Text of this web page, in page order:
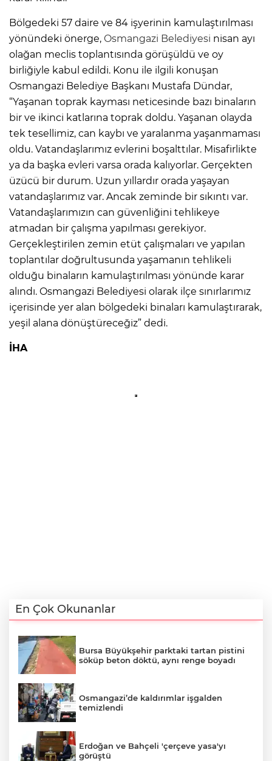
Bölgedeki 57 daire ve 84 işyerinin kamulaştırılması
yönündeki önerge, Osmangazi Belediyesi nisan ayı
olağan meclis toplantısında görüşüldü ve oy
birliğiyle kabul edildi. Konu ile ilgili konuşan
Osmangazi Belediye Başkanı Mustafa Dündar,
“Yaşanan toprak kayması neticesinde bazı binaların
bir ve ikinci katlarına toprak doldu. Yaşanan olayda
tek tesellimiz, can kaybı ve yaralanma yaşanmaması
oldu. Vatandaşlarımız evlerini boşalttılar. Misafirlikte
ya da başka evleri varsa orada kalıyorlar. Gerçekten
üzücü bir durum. Uzun yıllardır orada yaşayan
vatandaşlarımız var. Ancak zeminde bir sıkıntı var.
Vatandaşlarımızın can güvenliğini tehlikeye
atmadan bir çalışma yapılması gerekiyor.
Gerçekleştirilen zemin etüt çalışmaları ve yapılan
toplantılar doğrultusunda yaşamanın tehlikeli
olduğu binaların kamulaştırılması yönünde karar
alındı. Osmangazi Belediyesi olarak ilçe sınırlarımız
içerisinde yer alan bölgedeki binaları kamulaştırarak,
yeşil alana dönüştüreceğiz” dedi.
İHA
En Çok Okunanlar
Bursa Büyükşehir parktaki tartan pistini
söküp beton döktü, aynı renge boyadı
Osmangazi’de kaldırımlar işgalden
temizlendi
Erdoğan ve Bahçeli 'çerçeve yasa'yı
görüştü